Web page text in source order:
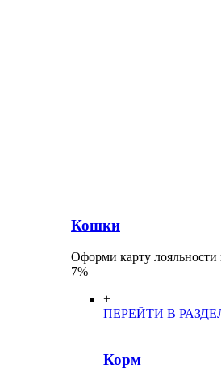
Кошки
Оформи карту
7%
+
ПЕРЕЙТИ В
Корм